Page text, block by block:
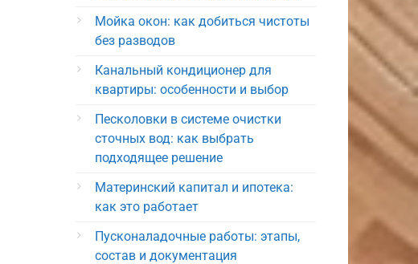
Мойка окон: как добиться чистоты
без разводов
Канальный кондиционер для
квартиры: особенности и выбор
Песколовки в системе очистки
сточных вод: как выбрать
подходящее решение
Материнский капитал и ипотека:
как это работает
Пусконаладочные работы: этапы,
состав и документация